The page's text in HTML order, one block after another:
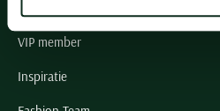
VIP member
Inspiratie